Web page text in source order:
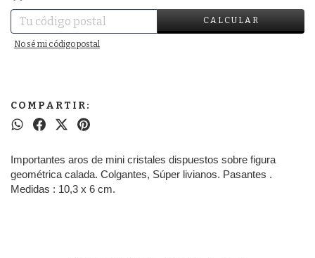
CALCULAR
No sé mi código postal
COMPARTIR:
Importantes aros de mini cristales dispuestos sobre figura
geométrica calada. Colgantes, Súper livianos. Pasantes .
Medidas : 10,3 x 6 cm.